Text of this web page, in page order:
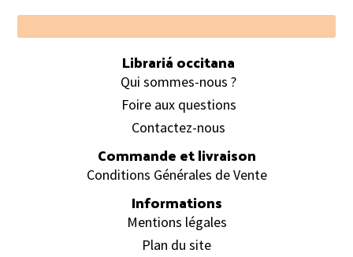
Footer
Librariá occitana
Qui sommes-nous ?
Foire aux questions
Contactez-nous
Commande et livraison
Conditions Générales de Vente
Informations
Mentions légales
Plan du site